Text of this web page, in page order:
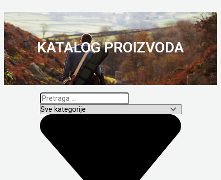
KATALOG PROIZVODA